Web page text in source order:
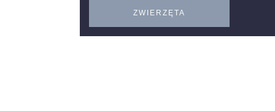
ZWIERZĘTA